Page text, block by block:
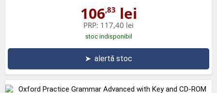
106,83 lei
PRP: 117,40 lei
stoc indisponibil
➤ alertă stoc